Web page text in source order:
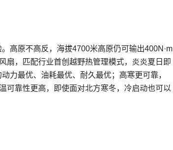
高原不高反，海拔4700米高原仍可输出400N·m
扇，匹配行业首创越野热管理模式，炎炎夏日即
力最优、油耗最优、耐久最优；高寒更可靠，
可靠性更高，即使面对北方寒冬，冷启动也可以